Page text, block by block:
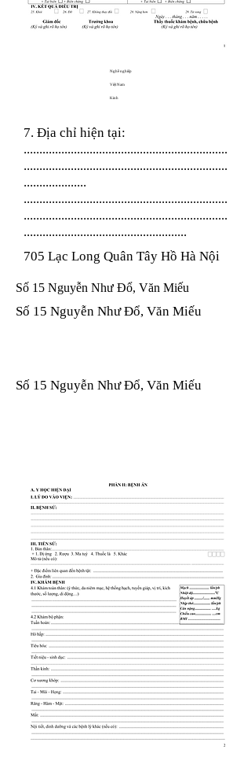
Nghề nghiệp
Việt Nam
Kinh
7. Địa chỉ hiện tại:
.................................................................
.................................................................
....................
.................................................................
.................................................................
....................................................
705 Lạc Long Quân Tây Hồ Hà Nội
Số 15 Nguyễn Như Đổ, Văn Miếu
Số 15 Nguyễn Như Đổ, Văn Miếu
Số 15 Nguyễn Như Đổ, Văn Miếu